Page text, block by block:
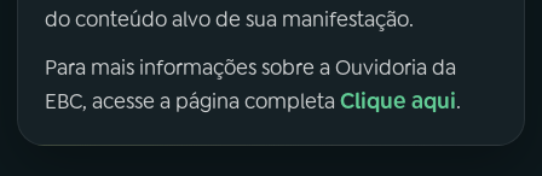
do conteúdo alvo de sua manifestação.
Para mais informações sobre a Ouvidoria da
EBC, acesse a página completa Clique aqui.